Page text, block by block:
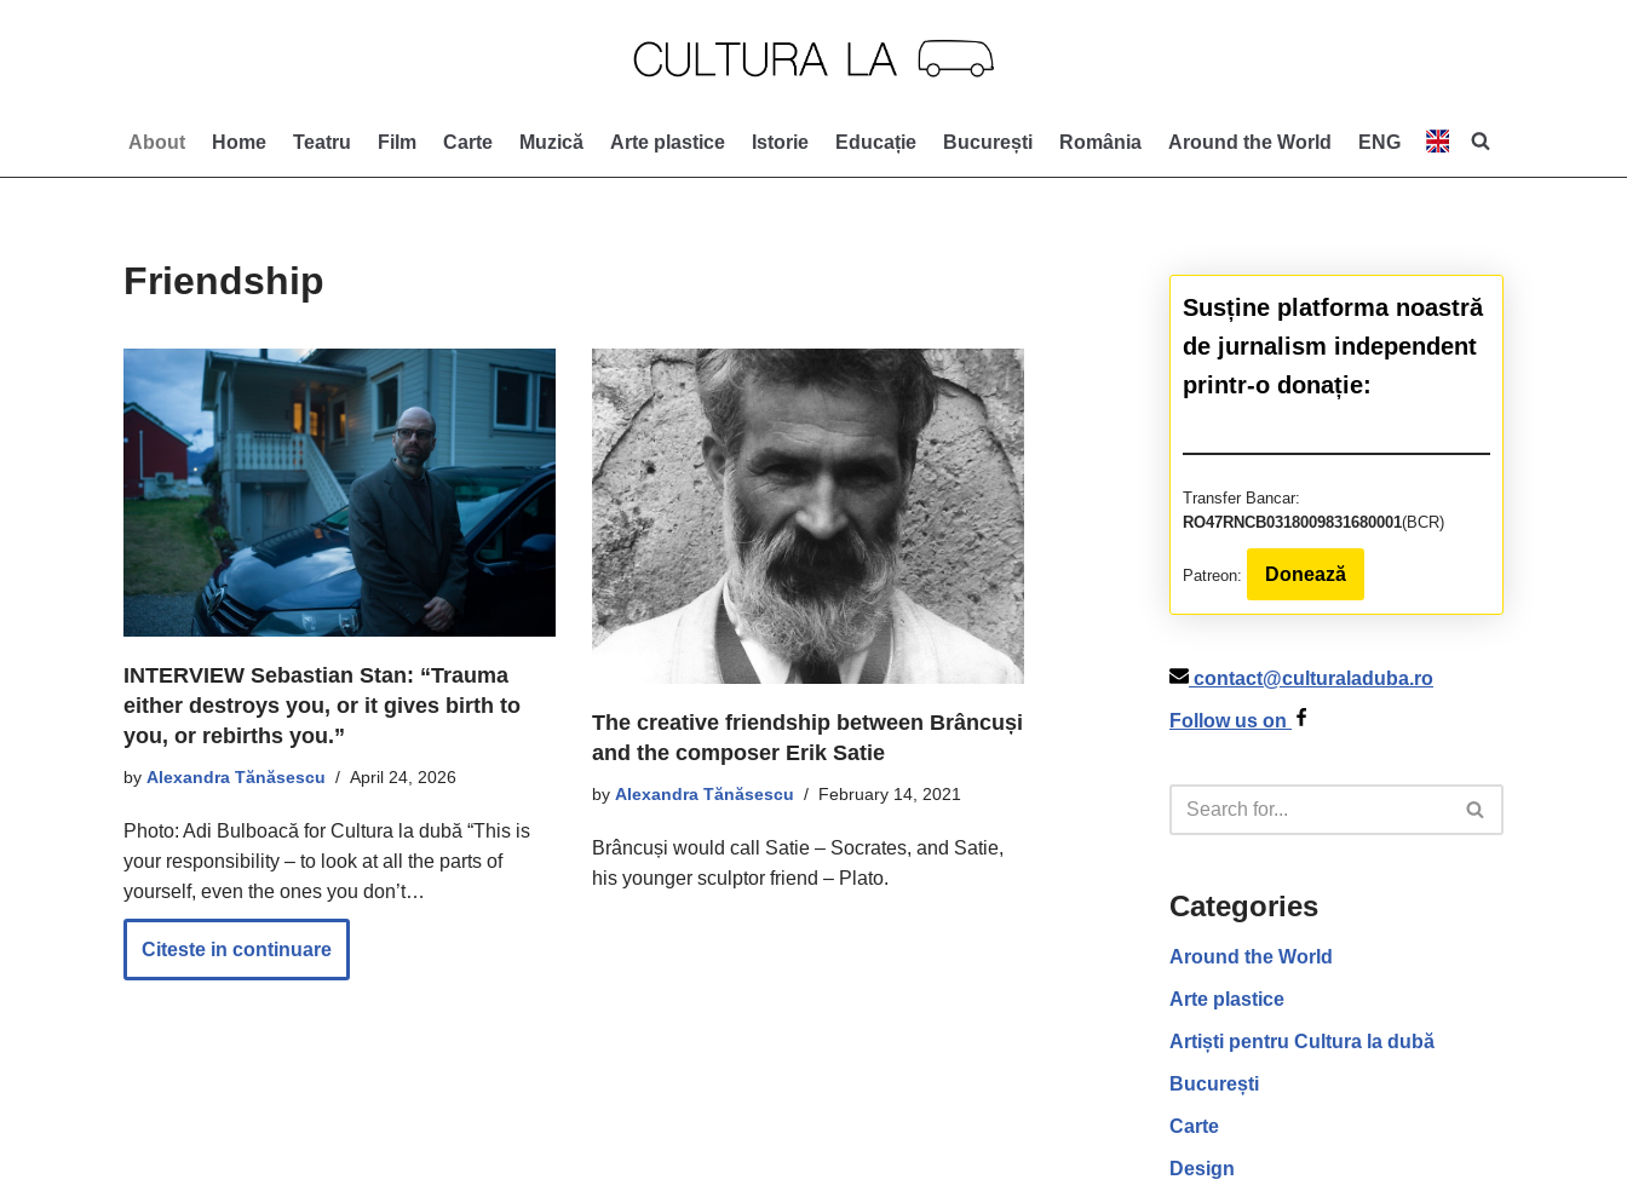
About Home Teatru Film Carte Muzică Arte plastice Istorie Educație București România Around the World ENG
Friendship
INTERVIEW Sebastian Stan: “Trauma
either destroys you, or it gives birth to
you, or rebirths you.”
by Alexandra Tănăsescu April 24, 2026
Photo: Adi Bulboacă for Cultura la dubă “This is
your responsibility – to look at all the parts of
yourself, even the ones you don’t…
Citeste in continuare
The creative friendship between Brâncuși
and the composer Erik Satie
by Alexandra Tănăsescu February 14, 2021
Brâncuși would call Satie – Socrates, and Satie,
his younger sculptor friend – Plato.
Susține platforma noastră
de jurnalism independent
printr-o donație:
Transfer Bancar:
RO47RNCB0318009831680001(BCR)
Patreon: Donează
contact@culturaladuba.ro
Follow us on
Categories
Around the World
Arte plastice
Artiști pentru Cultura la dubă
București
Carte
Design